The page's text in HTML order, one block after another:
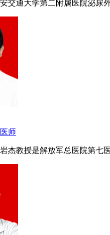
通大学第二附属医院泌尿
师
教授是解放军总医院第七